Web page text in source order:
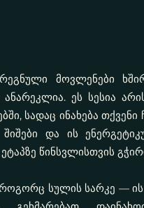
მოვლენები
ეს სესია
სადაც ინახება თქვენი
და ის
წინსვლისთვის
სულის სარკე — ის